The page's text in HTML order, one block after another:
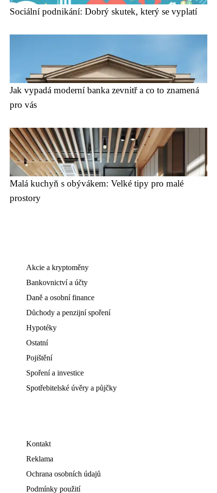
Sociální podnikání: Dobrý skutek, který se vyplatí
Jak vypadá moderní banka zevnitř a co to znamená
pro vás
Malá kuchyň s obývákem: Velké tipy pro malé
prostory
Akcie a kryptoměny
Bankovnictví a účty
Daně a osobní finance
Důchody a penzijní spoření
Hypotéky
Ostatní
Pojištění
Spoření a investice
Spotřebitelské úvěry a půjčky
Kontakt
Reklama
Ochrana osobních údajů
Podmínky použití